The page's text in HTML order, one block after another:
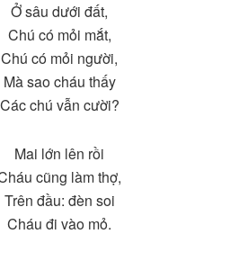
Ở sâu dưới đất,
Chú có mỏi mắt,
Chú có mỏi người,
Mà sao cháu thấy
Các chú vẫn cười?
Mai lớn lên rồi
cũng làm thợ,
Trên đầu: đèn soi
Cháu đi vào mỏ.